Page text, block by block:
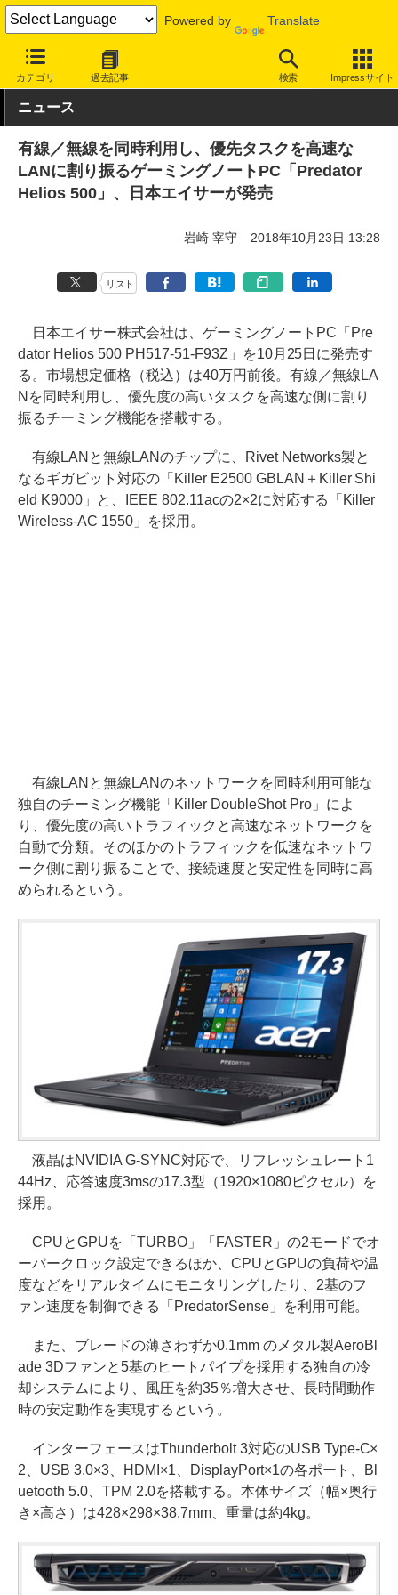
Powered by Translate
カテゴリ 過去記事 検索 Impressサイト
INTERNET Watch ハードウェア PC
ニュース
有線／無線を同時利用し、優先タスクを高速な
LANに割り振るゲーミングノートPC「Predator
Helios 500」、日本エイサーが発売
岩崎 宰守 2018年10月23日 13:28
リスト
日本エイサー株式会社は、ゲーミングノートPC「Pre
dator Helios 500 PH517-51-F93Z」を10月25日に発売す
る。市場想定価格（税込）は40万円前後。有線／無線LA
Nを同時利用し、優先度の高いタスクを高速な側に割り
振るチーミング機能を搭載する。
有線LANと無線LANのチップに、Rivet Networks製と
なるギガビット対応の「Killer E2500 GBLAN＋Killer Shi
eld K9000」と、IEEE 802.11acの2×2に対応する「Killer
Wireless-AC 1550」を採用。
有線LANと無線LANのネットワークを同時利用可能な
独自のチーミング機能「Killer DoubleShot Pro」によ
り、優先度の高いトラフィックと高速なネットワークを
自動で分類。そのほかのトラフィックを低速なネットワ
ーク側に割り振ることで、接続速度と安定性を同時に高
められるという。
液晶はNVIDIA G-SYNC対応で、リフレッシュレート1
44Hz、応答速度3msの17.3型（1920×1080ピクセル）を
採用。
CPUとGPUを「TURBO」「FASTER」の2モードでオ
ーバークロック設定できるほか、CPUとGPUの負荷や温
度などをリアルタイムにモニタリングしたり、2基のフ
ァン速度を制御できる「PredatorSense」を利用可能。
また、ブレードの薄さわずか0.1mm のメタル製AeroBl
ade 3Dファンと5基のヒートパイプを採用する独自の冷
却システムにより、風圧を約35％増大させ、長時間動作
時の安定動作を実現するという。
インターフェースはThunderbolt 3対応のUSB Type-C×
2、USB 3.0×3、HDMI×1、DisplayPort×1の各ポート、Bl
uetooth 5.0、TPM 2.0を搭載する。本体サイズ（幅×奥行
き×高さ）は428×298×38.7mm、重量は約4kg。